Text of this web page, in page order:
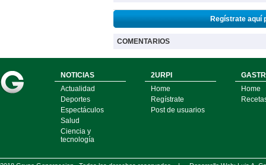
Regístrate aquí
COMENTARIOS
NOTICIAS
Actualidad
Deportes
Espectáculos
Salud
Ciencia y
tecnología
2URPI
Home
Regístrate
Post de usuarios
Home